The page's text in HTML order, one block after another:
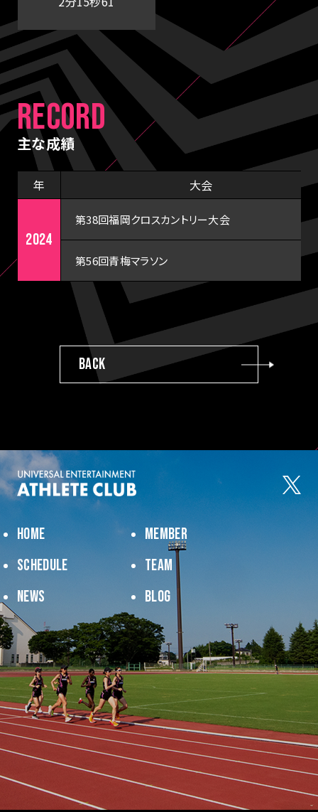
RECORD
主な成績
年 大会
2024
第38回福岡クロスカントリー大会
第56回青梅マラソン
BACK
HOME
MEMBER
SCHEDULE
TEAM
NEWS
BLOG